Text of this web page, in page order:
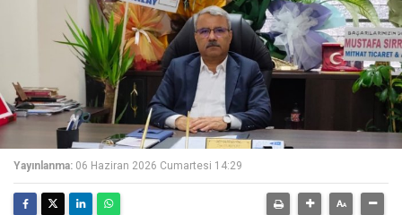
Yayınlanma: 06 Haziran 2026 Cumartesi 14:29